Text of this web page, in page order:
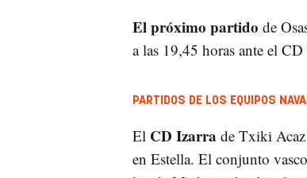
El próximo partido de
a las 19,45 horas ante el
PARTIDOS DE LOS EQUIPOS
ElCD Izarra de Txiki Acaz
en Estella. El conjunto